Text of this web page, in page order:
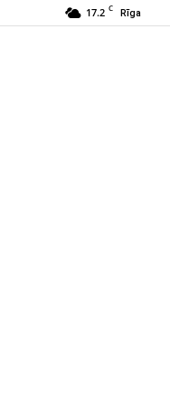
17.2 C Rīga